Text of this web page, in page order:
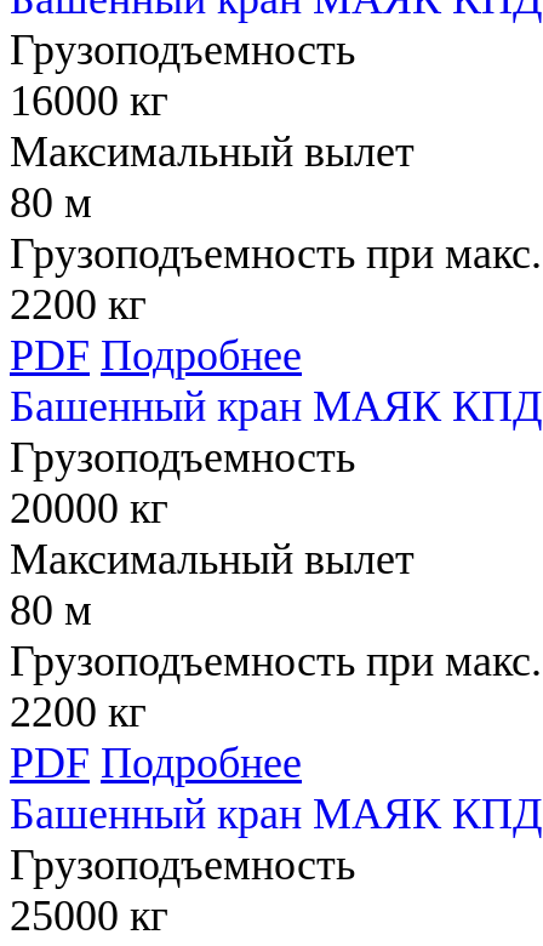
Грузоподъемность
16000 кг
Максимальный вылет
80 м
Грузоподъемность при
2200 кг
PDF Подробнее
Башенный кран МАЯК КПД
Грузоподъемность
20000 кг
Максимальный вылет
80 м
Грузоподъемность при
2200 кг
PDF Подробнее
Башенный кран МАЯК КПД
Грузоподъемность
25000 кг